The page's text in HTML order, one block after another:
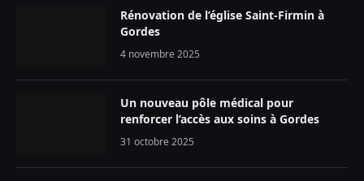
Rénovation de l’église Saint-Firmin à
Gordes
4 novembre 2025
Un nouveau pôle médical pour
renforcer l’accès aux soins à Gordes
31 octobre 2025